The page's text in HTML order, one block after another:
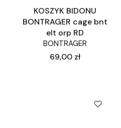
KOSZYK BIDONU
BONTRAGER cage bnt
elt orp RD
BONTRAGER
Cena
69,00 zł